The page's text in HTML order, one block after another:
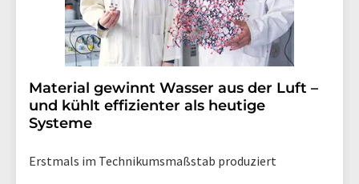
Material gewinnt Wasser aus der Luft –
und kühlt effizienter als heutige
Systeme
Erstmals im Technikumsmaßstab produziert